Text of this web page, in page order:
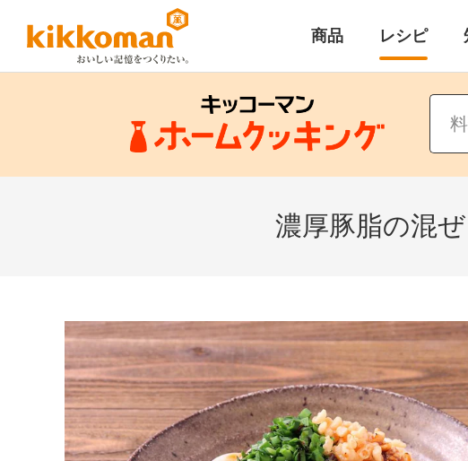
商品 レシピ
濃厚豚脂の混